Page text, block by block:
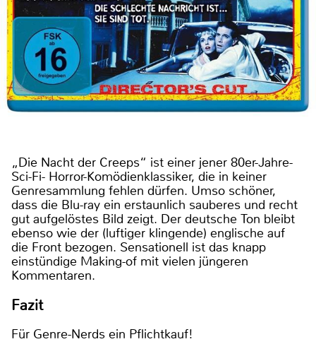
„Die Nacht der Creeps“ ist einer jener 80er-Jahre-
Sci-Fi- Horror-Komödienklassiker, die in keiner
Genresammlung fehlen dürfen. Umso schöner,
dass die Blu-ray ein erstaunlich sauberes und recht
gut aufgelöstes Bild zeigt. Der deutsche Ton bleibt
ebenso wie der (luftiger klingende) englische auf
die Front bezogen. Sensationell ist das knapp
einstündige Making-of mit vielen jüngeren
Kommentaren.
Fazit
Für Genre-Nerds ein Pflichtkauf!